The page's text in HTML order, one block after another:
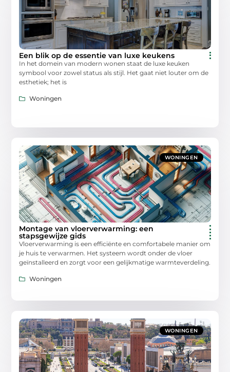
Een blik op de essentie van luxe keukens
In het domein van modern wonen staat de luxe keuken
symbool voor zowel status als stijl. Het gaat niet louter om de
esthetiek; het is
Woningen
WONINGEN
Montage van vloerverwarming: een
stapsgewijze gids
Vloerverwarming is een efficiënte en comfortabele manier om
je huis te verwarmen. Het systeem wordt onder de vloer
geïnstalleerd en zorgt voor een gelijkmatige warmteverdeling.
Woningen
WONINGEN